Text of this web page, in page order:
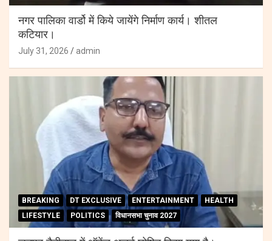
नगर पालिका वार्डो में किये जायेंगे निर्माण कार्य। शीतल
कटियार।
July 31, 2026 admin
BREAKING DT EXCLUSIVE ENTERTAINMENT
HEALTH
LIFESTYLE
POLITICS विधानसभा चुनाव 2027